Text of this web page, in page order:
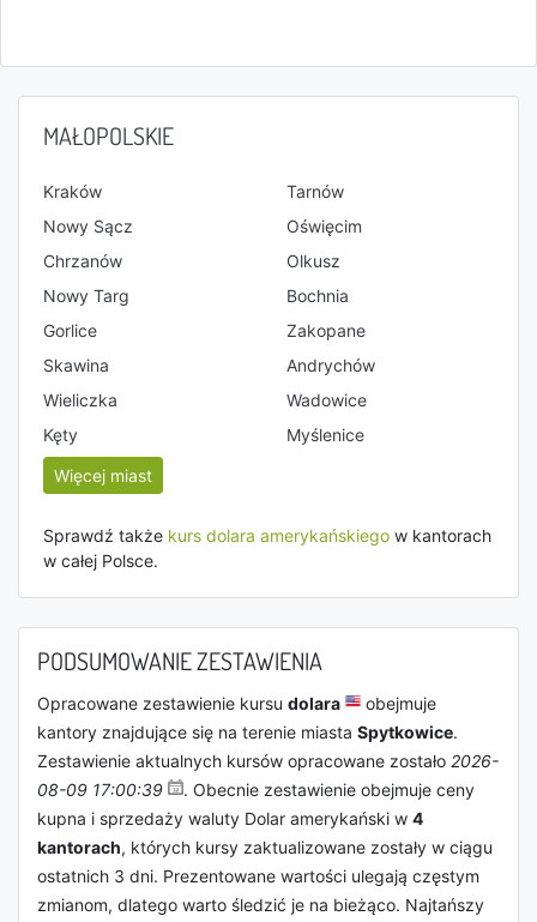
MAŁOPOLSKIE
Kraków
Tarnów
Nowy Sącz
Oświęcim
Chrzanów
Olkusz
Nowy Targ
Bochnia
Gorlice
Zakopane
Skawina
Andrychów
Wieliczka
Wadowice
Kęty
Myślenice
Więcej miast
Sprawdź także kurs dolara amerykańskiego w kantorach
w całej Polsce.
PODSUMOWANIE ZESTAWIENIA
Opracowane zestawienie kursu dolara
obejmuje
kantory znajdujące się na terenie miasta Spytkowice.
Zestawienie aktualnych kursów opracowane zostało 2026-
08-09 17:00:39
. Obecnie zestawienie obejmuje ceny
kupna i sprzedaży waluty Dolar amerykański w 4
kantorach, których kursy zaktualizowane zostały w ciągu
ostatnich 3 dni. Prezentowane wartości ulegają częstym
zmianom, dlatego warto śledzić je na bieżąco. Najtańszy